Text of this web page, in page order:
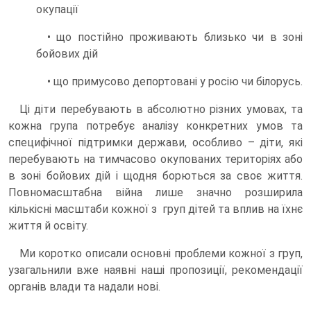
окупації
• що постійно проживають близько чи в зоні
бойових дій
• що примусово депортовані у росію чи білорусь.
Ці діти перебувають в абсолютно різних умовах, та
кожна група потребує аналізу конкретних умов та
специфічної підтримки держави, особливо – діти, які
перебувають на тимчасово окупованих територіях або
в зоні бойових дій і щодня борються за своє життя.
Повномасштабна війна лише значно розширила
кількісні масштаби кожної з груп дітей та вплив на їхнє
життя й освіту.
Ми коротко описали основні проблеми кожної з груп,
узагальнили вже наявні наші пропозиції, рекомендації
органів влади та надали нові.